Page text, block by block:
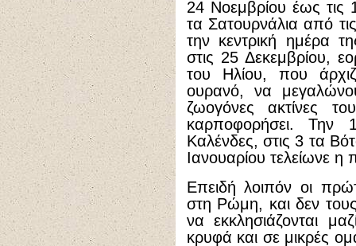
24 Νοεμβρίου έως τις
τα Σατουρνάλια από
την κεντρική ημέρα
στις 25 Δεκεμβρίου,
του Ηλίου, που
ουρανό, να
ζωογόνες ακτίνες
καρποφορήσει. Την
Καλένδες, στις 3 τα
Ιανουαρίου τελείωνε
Επειδή λοιπόν οι
στη Ρώμη, και δεν
να εκκλησιάζονται
κρυφά και σε μικρές